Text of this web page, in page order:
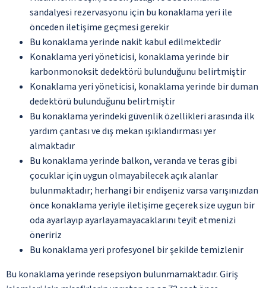
sandalyesi rezervasyonu için bu konaklama yeri ile
önceden iletişime geçmesi gerekir
Bu konaklama yerinde nakit kabul edilmektedir
Konaklama yeri yöneticisi, konaklama yerinde bir
karbonmonoksit dedektörü bulunduğunu belirtmiştir
Konaklama yeri yöneticisi, konaklama yerinde bir duman
dedektörü bulunduğunu belirtmiştir
Bu konaklama yerindeki güvenlik özellikleri arasında ilk
yardım çantası ve dış mekan ışıklandırması yer
almaktadır
Bu konaklama yerinde balkon, veranda ve teras gibi
çocuklar için uygun olmayabilecek açık alanlar
bulunmaktadır; herhangi bir endişeniz varsa varışınızdan
önce konaklama yeriyle iletişime geçerek size uygun bir
oda ayarlayıp ayarlayamayacaklarını teyit etmenizi
öneririz
Bu konaklama yeri profesyonel bir şekilde temizlenir
Bu konaklama yerinde resepsiyon bulunmamaktadır. Giriş